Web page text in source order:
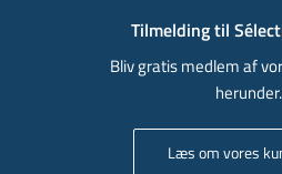
Tilmelding til
Bliv gratis medlem af
herunder.
Læs om vores